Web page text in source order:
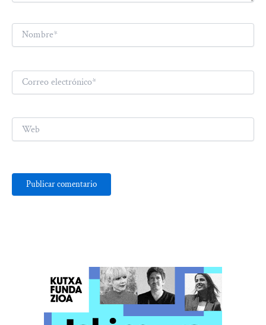
Nombre*
Correo
electrónico*